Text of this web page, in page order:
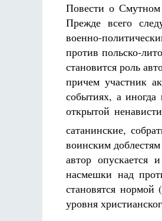
Повести о Смутном
Прежде всего
военно-
против польско-
становится роль
причем участник
событиях, а
открытой
сатанинские,
воинским
автор опускается
насмешки над
становятся
уровня